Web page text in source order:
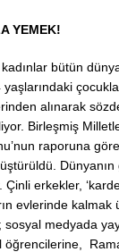
YEMEK!
bütün
alınarak
Birleşmiş
raporuna
Çinli erkekler,
evlerinde kalmak
sosyal medyada